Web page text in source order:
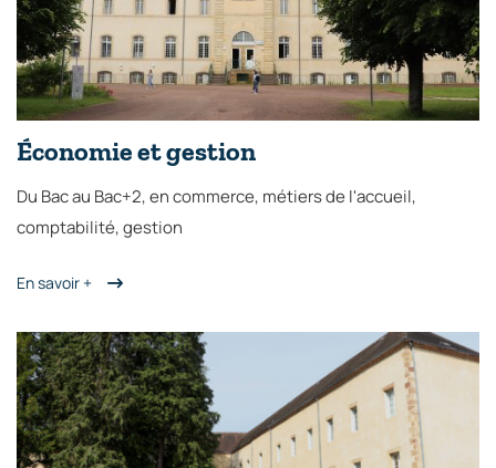
Économie et gestion
Du Bac au Bac+2, en commerce, métiers de l'accueil,
comptabilité, gestion
En savoir +